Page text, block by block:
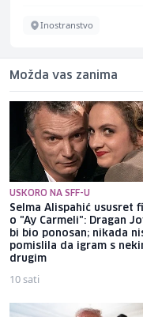
Inostranstvo
Možda vas zanima
USKORO NA SFF-U
Selma Alispahić ususret
o "Ay Carmeli": Dragan
bi bio ponosan; nikada
pomislila da igram s
drugim
10 sati